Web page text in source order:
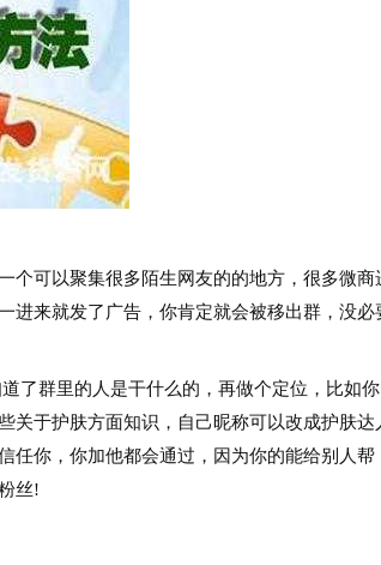
可以聚集很多陌生网友的的地方，很多微商
进来就发了广告，你肯定就会被移出群，没必
群里的人是干什么的，再做个定位，比如你
关于护肤方面知识，自己昵称可以改成护肤达
任你，你加他都会通过，因为你的能给别人帮
丝!